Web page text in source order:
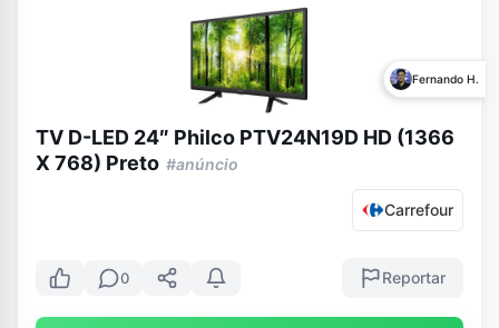
Fernando H.
TV D-LED 24″ Philco PTV24N19D HD (1366
X 768) Preto #anúncio
Carrefour
0 Reportar